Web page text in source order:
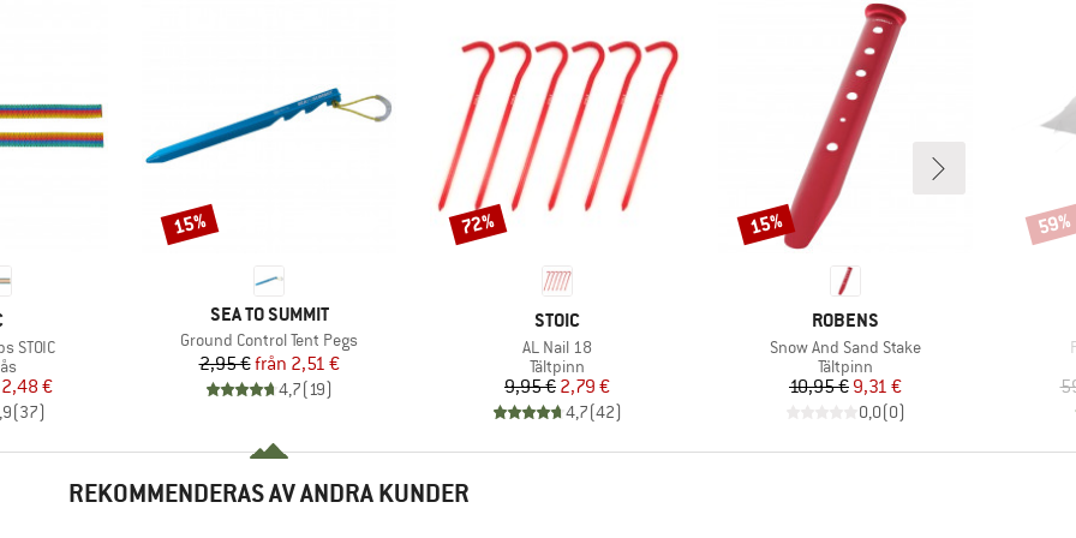
STOIC
pris
2,48 €
(37)
VARUMÄRKE
SEA TO SUMMIT
Produkter
Ground Control Tent Pegs
Pris
2,95 € Reducerat pris
från 2,51 €
4,7(19)
Rabatt
15%
VARUMÄRKE
STOIC
Produkter
AL Nail 18
Produktgrupp
Tältpinn
Pris
9,95 €Reducerat pris
2,79 €
4,7(42)
Rabatt
72%
VARUMÄRKE
ROBENS
Produkter
Snow And Sand Stake
Produktgrupp
Tältpinn
Pris
10,95 €Reducerat pris
9,31 €
0,0(0)
Rabatt
15% 59%
REKOMMENDERAS AV ANDRA KUNDER